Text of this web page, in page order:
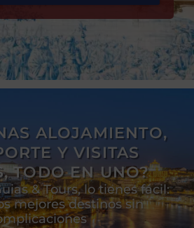
ALOJAMIENTO,
Y VISITAS
TODO EN UNO?
& Tours, lo tienes fácil:
mejores destinos sin